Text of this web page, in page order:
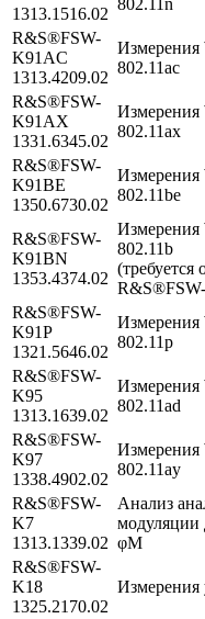
1313.1516.02
R&S®FSW-
K91AC
1313.4209.02
802.11ac
R&S®FSW-
K91AX
1331.6345.02
802.11ax
R&S®FSW-
K91BE
1350.6730.02
802.11be
R&S®FSW-
K91BN
1353.4374.02
802.11b
(требуется
R&S®FSW-
K91P
1321.5646.02
802.11p
R&S®FSW-
K95
1313.1639.02
802.11ad
R&S®FSW-
K97
1338.4902.02
802.11ay
R&S®FSW-
K7
1313.1339.02
Анализ
φM
R&S®FSW-
K18
1325.2170.02
Измерения